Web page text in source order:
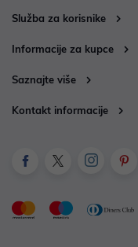
Služba za korisnike
Informacije za kupce
Saznajte više
Kontakt informacije